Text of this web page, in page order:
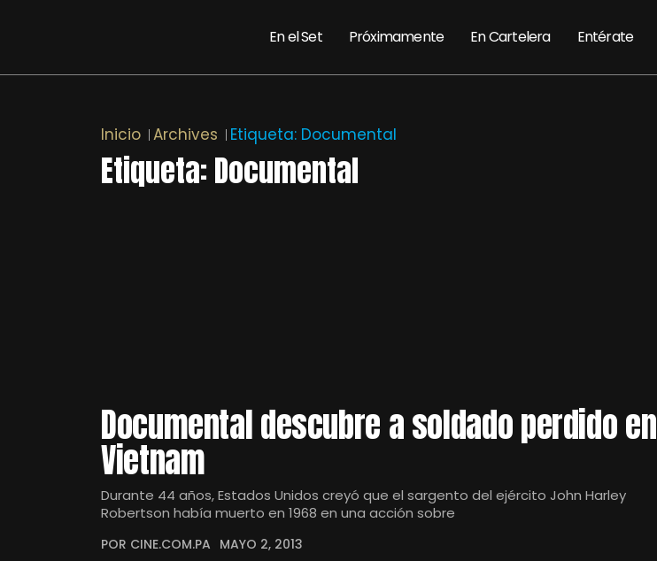
En el Set Próximamente En Cartelera Entérate
Inicio Archives Etiqueta: Documental
Etiqueta:Documental
Documental descubre a soldado perdido en
Vietnam
Durante 44 años, Estados Unidos creyó que el sargento del ejército John Harley
Robertson había muerto en 1968 en una acción sobre
POR CINE.COM.PA MAYO 2, 2013